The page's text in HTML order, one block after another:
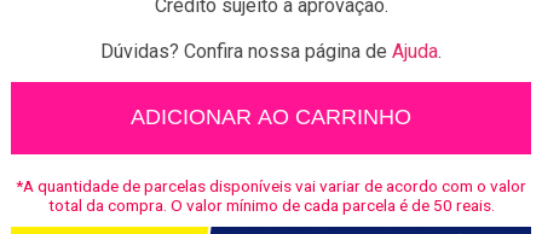
Crédito sujeito a aprovação.
Dúvidas? Confira nossa página de Ajuda.
Decorativo
quantidade
ADICIONAR AO CARRINHO
*A quantidade de parcelas disponíveis vai variar de acordo com o valor
total da compra. O valor mínimo de cada parcela é de 50 reais.